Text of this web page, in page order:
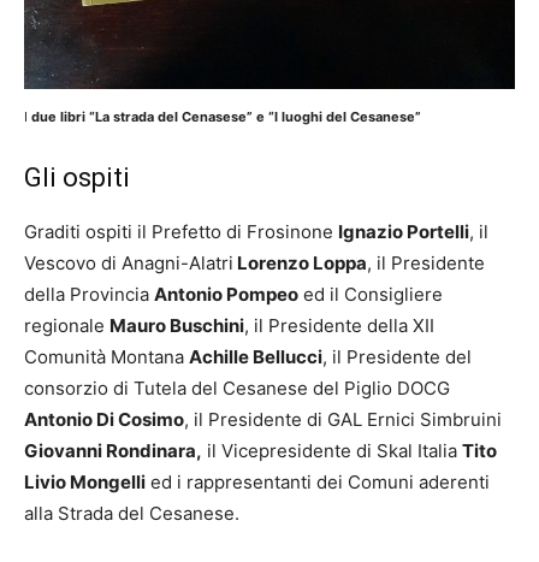
I due libri “La strada del Cenasese” e “I luoghi del Cesanese”
Gli ospiti
Graditi ospiti il Prefetto di Frosinone Ignazio Portelli, il
Vescovo di Anagni-Alatri Lorenzo Loppa, il Presidente
della Provincia Antonio Pompeo ed il Consigliere
regionale Mauro Buschini, il Presidente della XII
Comunità Montana Achille Bellucci, il Presidente del
consorzio di Tutela del Cesanese del Piglio DOCG
Antonio Di Cosimo, il Presidente di GAL Ernici Simbruini
Giovanni Rondinara, il Vicepresidente di Skal Italia Tito
Livio Mongelli ed i rappresentanti dei Comuni aderenti
alla Strada del Cesanese.